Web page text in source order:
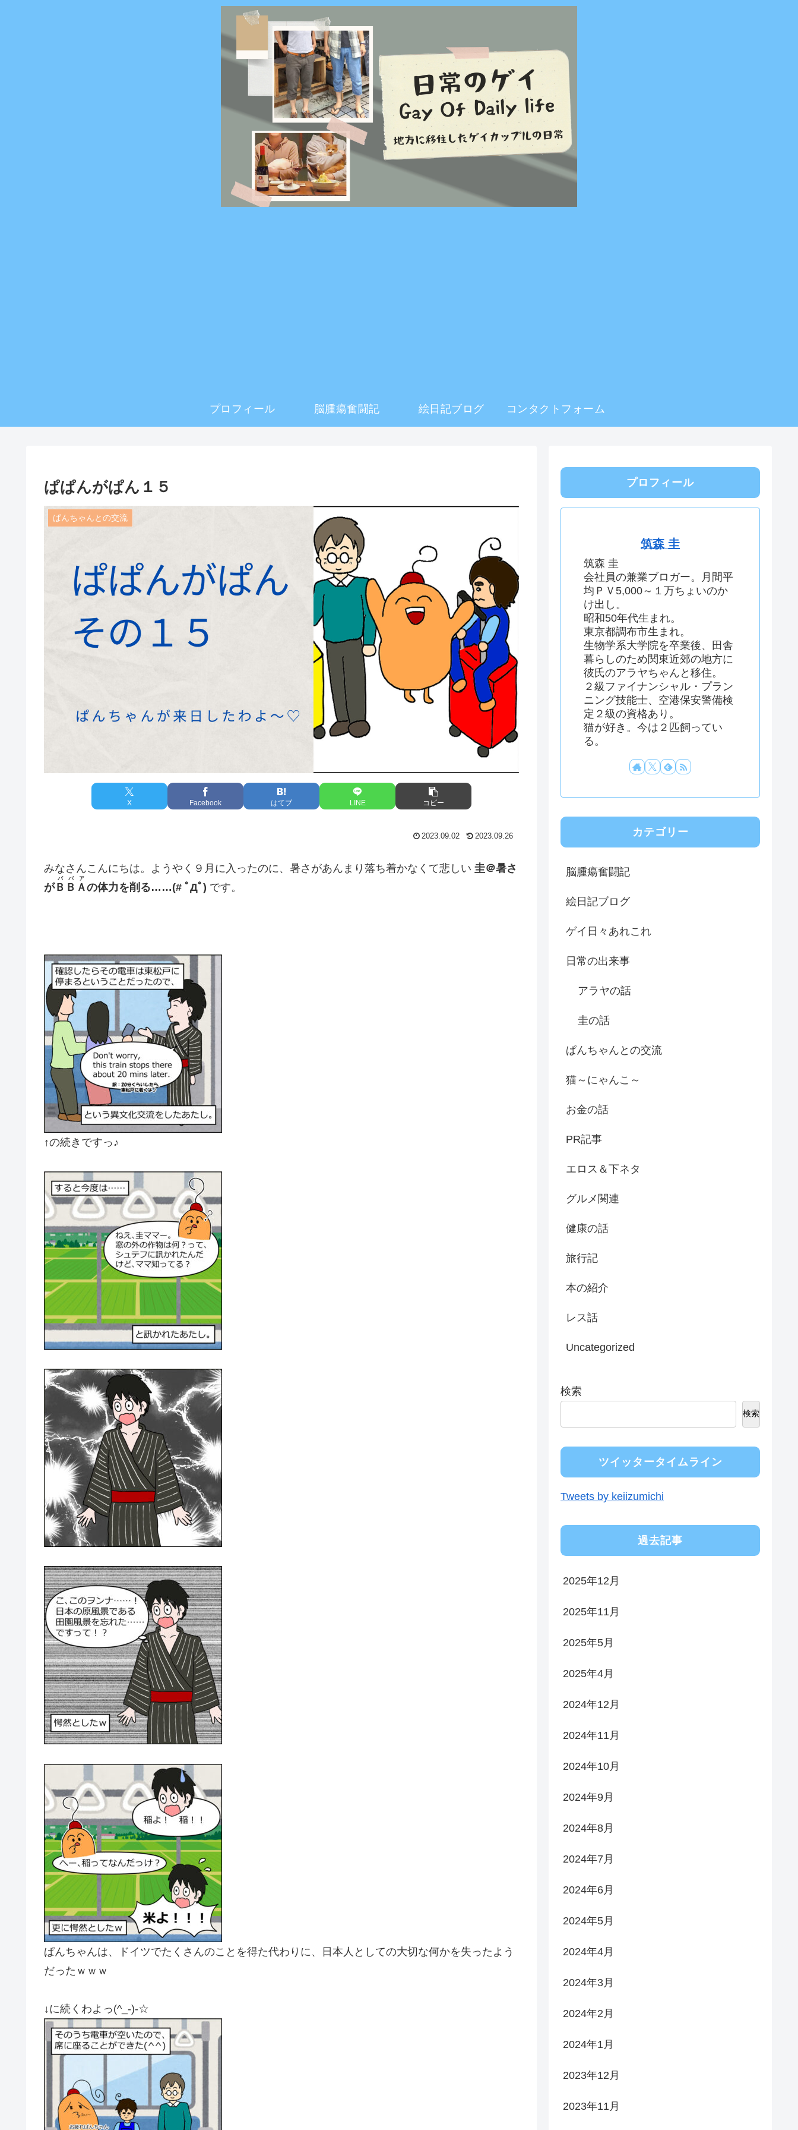
プロフィール 脳腫瘍奮闘記 絵日記ブログ コンタクトフォーム
ぱぱんがぱん１５
ぱんちゃんとの交流
X Facebook はてブ LINE コピー
2023.09.02 2023.09.26
みなさんこんにちは。ようやく９月に入ったのに、暑さがあんまり落ち着かなくて悲しい 圭＠暑さ
がＢＢＡ
ババア
の体力を削る……(# ﾟДﾟ) です。
↑の続きですっ♪
ぱんちゃんは、ドイツでたくさんのことを得た代わりに、日本人としての大切な何かを失ったよう
だったｗｗｗ
↓に続くわよっ(^_-)-☆
プロフィール
筑森 圭
筑森 圭
会社員の兼業ブロガー。月間平
均ＰＶ5,000～１万ちょいのか
け出し。
昭和50年代生まれ。
東京都調布市生まれ。
生物学系大学院を卒業後、田舎
暮らしのため関東近郊の地方に
彼氏のアラヤちゃんと移住。
２級ファイナンシャル・プラン
ニング技能士、空港保安警備検
定２級の資格あり。
猫が好き。今は２匹飼ってい
る。
カテゴリー
脳腫瘍奮闘記
絵日記ブログ
ゲイ日々あれこれ
日常の出来事
アラヤの話
圭の話
ぱんちゃんとの交流
猫～にゃんこ～
お金の話
PR記事
エロス＆下ネタ
グルメ関連
健康の話
旅行記
本の紹介
レス話
Uncategorized
検索
検索
ツイッタータイムライン
Tweets by keiizumichi
過去記事
2025年12月
2025年11月
2025年5月
2025年4月
2024年12月
2024年11月
2024年10月
2024年9月
2024年8月
2024年7月
2024年6月
2024年5月
2024年4月
2024年3月
2024年2月
2024年1月
2023年12月
2023年11月